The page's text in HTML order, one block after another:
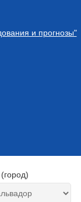
и прогнозы"